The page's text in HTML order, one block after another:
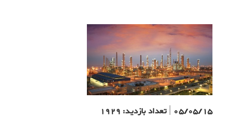
05/05/15
|تعداد بازدید: 1929